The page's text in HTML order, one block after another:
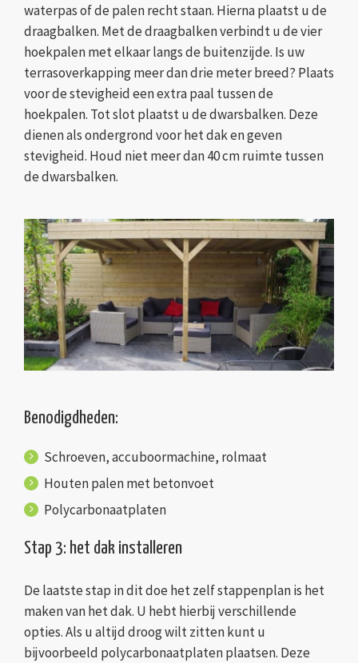
waterpas of de palen recht staan. Hierna plaatst u de
draagbalken. Met de draagbalken verbindt u de vier
hoekpalen met elkaar langs de buitenzijde. Is uw
terrasoverkapping meer dan drie meter breed? Plaats
voor de stevigheid een extra paal tussen de
hoekpalen. Tot slot plaatst u de dwarsbalken. Deze
dienen als ondergrond voor het dak en geven
stevigheid. Houd niet meer dan 40 cm ruimte tussen
de dwarsbalken.
Benodigdheden:
Schroeven, accuboormachine, rolmaat
Houten palen met betonvoet
Polycarbonaatplaten
Stap 3: het dak installeren
De laatste stap in dit doe het zelf stappenplan is het
maken van het dak. U hebt hierbij verschillende
opties. Als u altijd droog wilt zitten kunt u
bijvoorbeeld polycarbonaatplaten plaatsen. Deze